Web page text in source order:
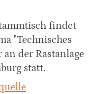
findet
"Technisches
der Rastanlage
statt.